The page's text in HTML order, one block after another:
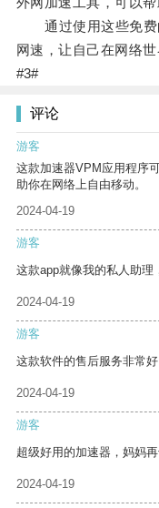
通过使用这些免费
网速，让自己在网络
#3#
评论
游客
这款加速器VPM应用程序
助你在网络上自由移动。
2024-04-19
游客
这款app就像我的私人助理
2024-04-19
游客
这款软件的售后服务非常
2024-04-19
游客
超级好用的加速器，妈妈
2024-04-19